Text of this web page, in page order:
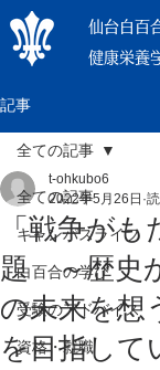
仙台白百
健康栄養
記事
全ての記事
キャンパスライフ
白百合の学び
受験のアドバイス
資格・就職
全ての記事
「戦争が
題 ～歴史
の未来を想
を目指して
t-ohkubo6
2022年5月26日